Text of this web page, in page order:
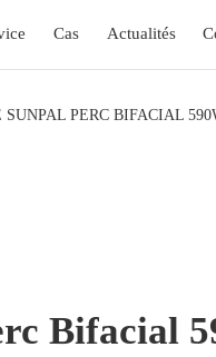
Cas Actualités
PERC BIFACIAL
Bifacial